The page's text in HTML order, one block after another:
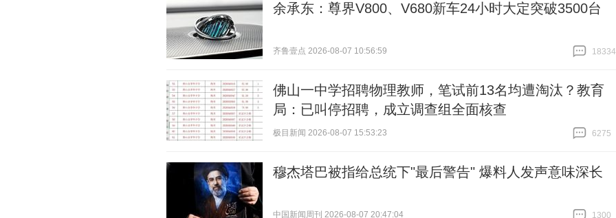
余承东：尊界V800、V680新车24小时大定突破3500台
齐鲁壹点 2026-08-07 10:56:59
18334
佛山一中学招聘物理教师，笔试前13名均遭淘汰？教育
局：已叫停招聘，成立调查组全面核查
极目新闻 2026-08-07 15:53:23
6275
穆杰塔巴被指给总统下"最后警告" 爆料人发声意味深长
中国新闻周刊 2026-08-07 20:47:04 1300